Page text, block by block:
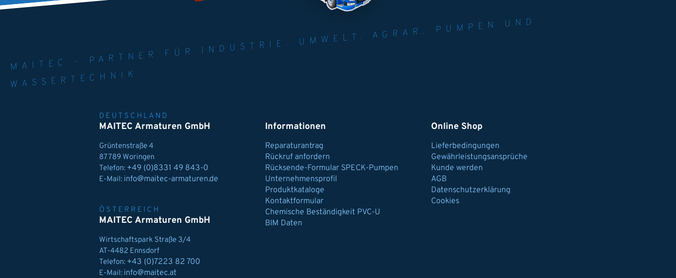
MAITEC - PARTNER FÜR INDUSTRIE. U
M
WELT. AGRAR. PU
MPEN UND
WASSERTECHNIK
DEUTSCHLAND
MAITEC Armaturen GmbH
Grüntenstraße 4
87789 Woringen
Telefon: +49 (0)8331 49 843-0
E-Mail: info@maitec-armaturen.de
ÖSTERREICH
MAITEC Armaturen GmbH
Wirtschaftspark Straße 3/4
AT-4482 Ennsdorf
Telefon: +43 (0)7223 82 700
E-Mail: info@maitec.at
Informationen
Reparaturantrag
Rückruf anfordern
Rücksende-Formular SPECK-Pumpen
Unternehmensprofil
Produktkataloge
Kontaktformular
Chemische Beständigkeit PVC-U
BIM Daten
Online Shop
Lieferbedingungen
Gewährleistungsansprüche
Kunde werden
AGB
Datenschutzerklärung
Cookies